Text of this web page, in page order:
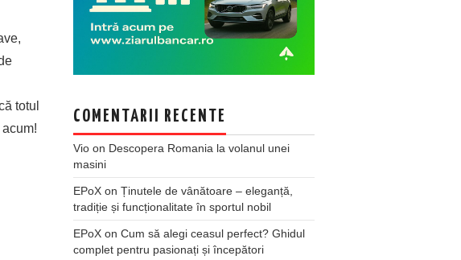
totul
COMENTARII RECENTE
Vio on Descopera Romania la volanul unei
masini
EPoX on Ținutele de vânătoare – eleganță,
tradiție și funcționalitate în sportul nobil
EPoX on Cum să alegi ceasul perfect? Ghidul
complet pentru pasionați și începători